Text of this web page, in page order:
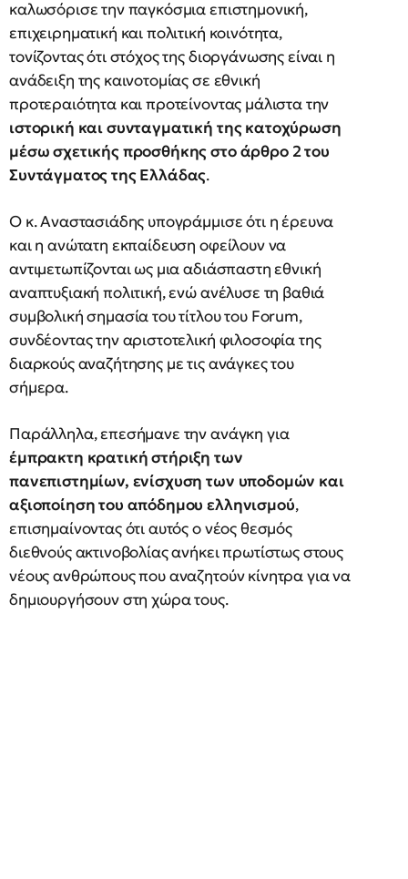
καλωσόρισε την παγκόσμια επιστημονική,
επιχειρηματική και πολιτική κοινότητα,
τονίζοντας ότι στόχος της διοργάνωσης είναι η
ανάδειξη της καινοτομίας σε εθνική
προτεραιότητα και προτείνοντας μάλιστα την
ιστορική και συνταγματική της κατοχύρωση
μέσω σχετικής προσθήκης στο άρθρο 2 του
Συντάγματος της Ελλάδας.
Ο κ. Αναστασιάδης υπογράμμισε ότι η έρευνα
και η ανώτατη εκπαίδευση οφείλουν να
αντιμετωπίζονται ως μια αδιάσπαστη εθνική
αναπτυξιακή πολιτική, ενώ ανέλυσε τη βαθιά
συμβολική σημασία του τίτλου του Forum,
συνδέοντας την αριστοτελική φιλοσοφία της
διαρκούς αναζήτησης με τις ανάγκες του
σήμερα.
Παράλληλα, επεσήμανε την ανάγκη για
έμπρακτη κρατική στήριξη των
πανεπιστημίων, ενίσχυση των υποδομών και
αξιοποίηση του απόδημου ελληνισμού,
επισημαίνοντας ότι αυτός ο νέος θεσμός
διεθνούς ακτινοβολίας ανήκει πρωτίστως στους
νέους ανθρώπους που αναζητούν κίνητρα για να
δημιουργήσουν στη χώρα τους.